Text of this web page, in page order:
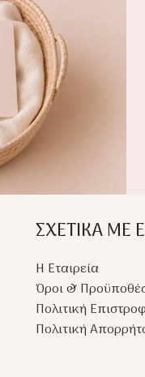
ΣΧΕΤΙΚΑ ΜΕ
Η Εταιρεία
Όροι &
Πολιτική
Πολιτική